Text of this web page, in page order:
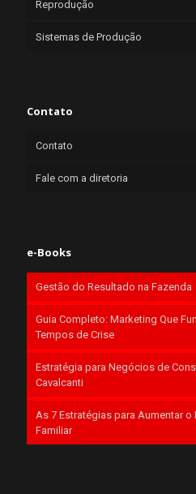
Reprodução
Sistemas de Produção
Contato
Contato
Fale com a diretoria
e-Books
Gestão do Resultado na Fazenda
Guia Completo: Marketing Que
Tempos de Crise
Estratégia para Negócios de
Cavalcanti
As 7 Estratégias para Aumentar o
Familiar